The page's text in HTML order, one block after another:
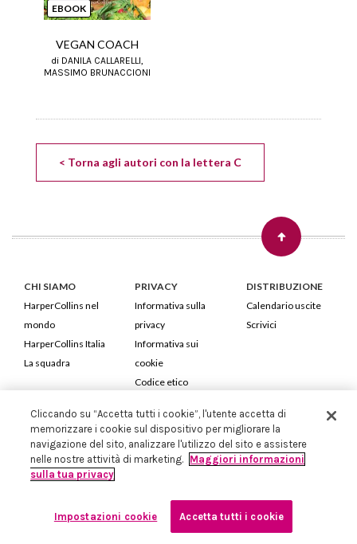
EBOOK
VEGAN COACH
di DANILA CALLARELLI,
MASSIMO BRUNACCIONI
< Torna agli autori con la lettera C
CHI SIAMO
HarperCollins nel
mondo
HarperCollins Italia
La squadra
PRIVACY
Informativa sulla
privacy
Informativa sui
cookie
Codice etico
DISTRIBUZIONE
Calendario uscite
Scrivici
HarperCollins Italia S.p.A. Viale Monte Nero, 84 - 20135 Milano
Cod. Fiscale e P.IVA 05946780151 - Capitale Sociale 258.250 €
Iscritta in Milano al Registro delle imprese nr.198004 e REA nr.1051898
Cliccando su “Accetta tutti i cookie”, l'utente accetta di
memorizzare i cookie sul dispositivo per migliorare la
navigazione del sito, analizzare l'utilizzo del sito e assistere
nelle nostre attività di marketing. Maggiori informazioni
sulla tua privacy
Impostazioni cookie Accetta tutti i cookie